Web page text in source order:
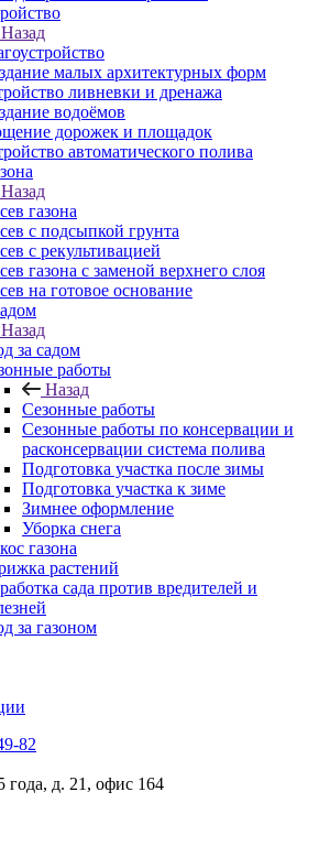
Назад
малых архитектурных форм
ливневки и дренажа
водоёмов
дорожек и площадок
автоматического полива
Назад
газона
с подсыпкой грунта
с рекультивацией
газона с заменой верхнего слоя
на готовое основание
Назад
за садом
работы
Назад
Сезонные работы
Сезонные работы по консервации и
расконсервации система полива
Подготовка участка после зимы
Подготовка участка к зиме
Зимнее оформление
Уборка снега
газона
растений
сада против вредителей и
за газоном
82
года, д. 21, офис 164